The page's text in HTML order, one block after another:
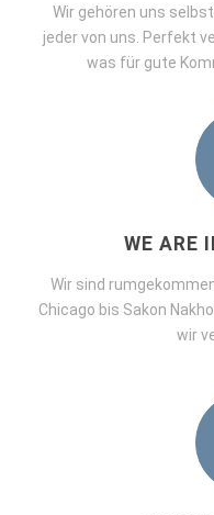
Wir gehören uns
jeder von uns. Perfekt
was für gute
WE ARE
Wir sind
Chicago bis Sakon
wir